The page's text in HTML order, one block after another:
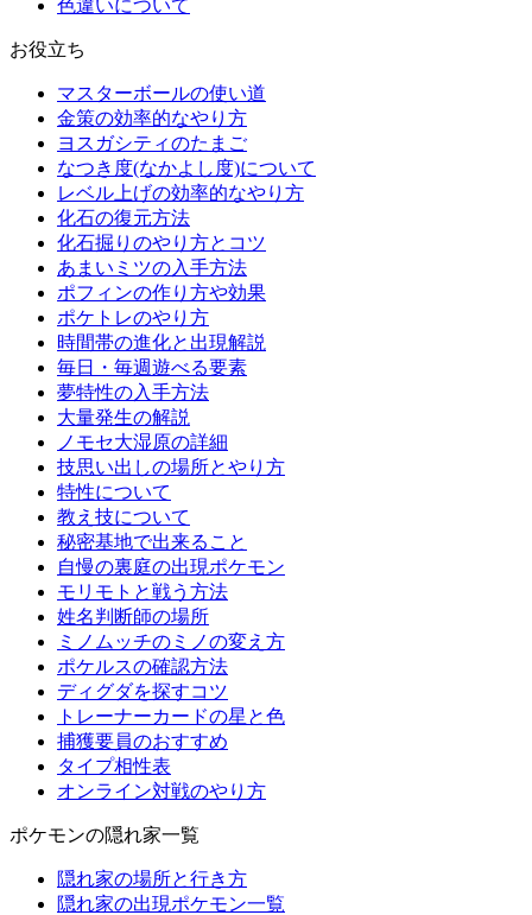
色違いについて
お役立ち
マスターボールの使い道
金策の効率的なやり方
ヨスガシティのたまご
なつき度(なかよし度)について
レベル上げの効率的なやり方
化石の復元方法
化石掘りのやり方とコツ
あまいミツの入手方法
ポフィンの作り方や効果
ポケトレのやり方
時間帯の進化と出現解説
毎日・毎週遊べる要素
夢特性の入手方法
大量発生の解説
ノモセ大湿原の詳細
技思い出しの場所とやり方
特性について
教え技について
秘密基地で出来ること
自慢の裏庭の出現ポケモン
モリモトと戦う方法
姓名判断師の場所
ミノムッチのミノの変え方
ポケルスの確認方法
ディグダを探すコツ
トレーナーカードの星と色
捕獲要員のおすすめ
タイプ相性表
オンライン対戦のやり方
ポケモンの隠れ家一覧
隠れ家の場所と行き方
隠れ家の出現ポケモン一覧